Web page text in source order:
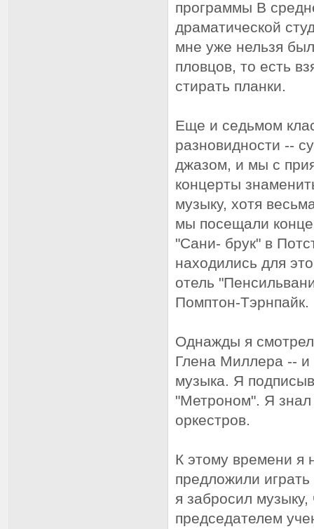
программы В
драматической
мне уже нельзя
пловцов, то есть
стирать планки.
Еще и седьмом
разновидности --
джазом, и мы с
концерты
музыку, хотя
мы посещали
"Сани- брук" в
находились для
отель
Помптон-Тэрнпайк.
Однажды я
Глена Миллера -- и
музыка. Я
"Метроном". Я
оркестров.
К этому времени я
предложили
я забросил
председателем